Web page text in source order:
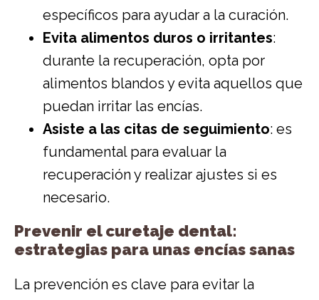
específicos para ayudar a la curación.
Evita alimentos duros o irritantes:
durante la recuperación, opta por
alimentos blandos y evita aquellos que
puedan irritar las encías.
Asiste a las citas de seguimiento: es
fundamental para evaluar la
recuperación y realizar ajustes si es
necesario.
Prevenir el curetaje dental:
estrategias para unas encías sanas
La prevención es clave para evitar la